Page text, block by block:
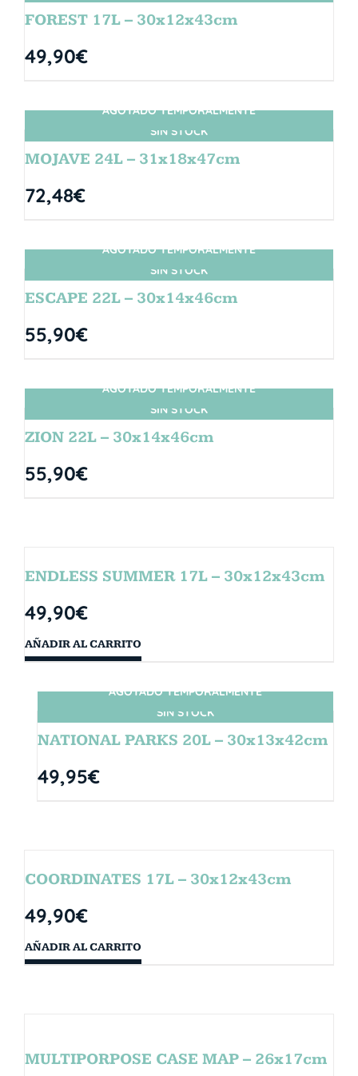
FOREST 17L – 30x12x43cm
49,90€
SIN STOCK
AGOTADO TEMPORALMENTE
MOJAVE 24L – 31x18x47cm
72,48€
SIN STOCK
AGOTADO TEMPORALMENTE
ESCAPE 22L – 30x14x46cm
55,90€
SIN STOCK
AGOTADO TEMPORALMENTE
ZION 22L – 30x14x46cm
55,90€
ENDLESS SUMMER 17L – 30x12x43cm
49,90€
AÑADIR AL CARRITO
SIN STOCK
AGOTADO TEMPORALMENTE
NATIONAL PARKS 20L – 30x13x42cm
49,95€
COORDINATES 17L – 30x12x43cm
49,90€
AÑADIR AL CARRITO
MULTIPORPOSE CASE MAP – 26x17cm